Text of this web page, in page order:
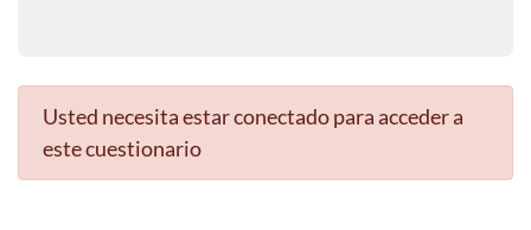
Usted necesita estar conectado para acceder a
este cuestionario